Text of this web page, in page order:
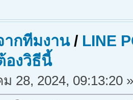
ากทีมงาน/ LINE
องวิธีนี้
28, 2024, 09:13:20 »